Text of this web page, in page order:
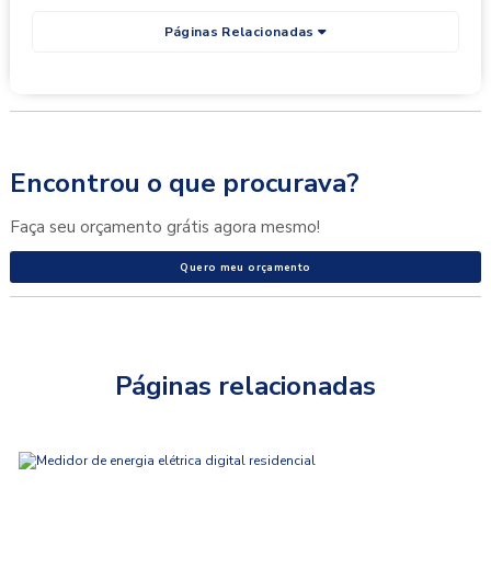
Páginas Relacionadas
Encontrou o que procurava?
Faça seu orçamento grátis agora mesmo!
Quero meu orçamento
Páginas relacionadas